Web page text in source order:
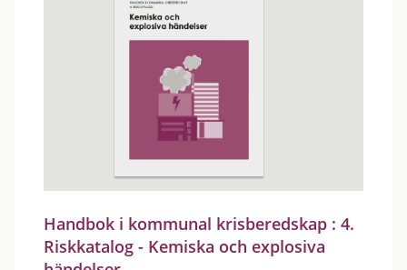
Handbok i kommunal krisberedskap : 4.
Riskkatalog - Kemiska och explosiva